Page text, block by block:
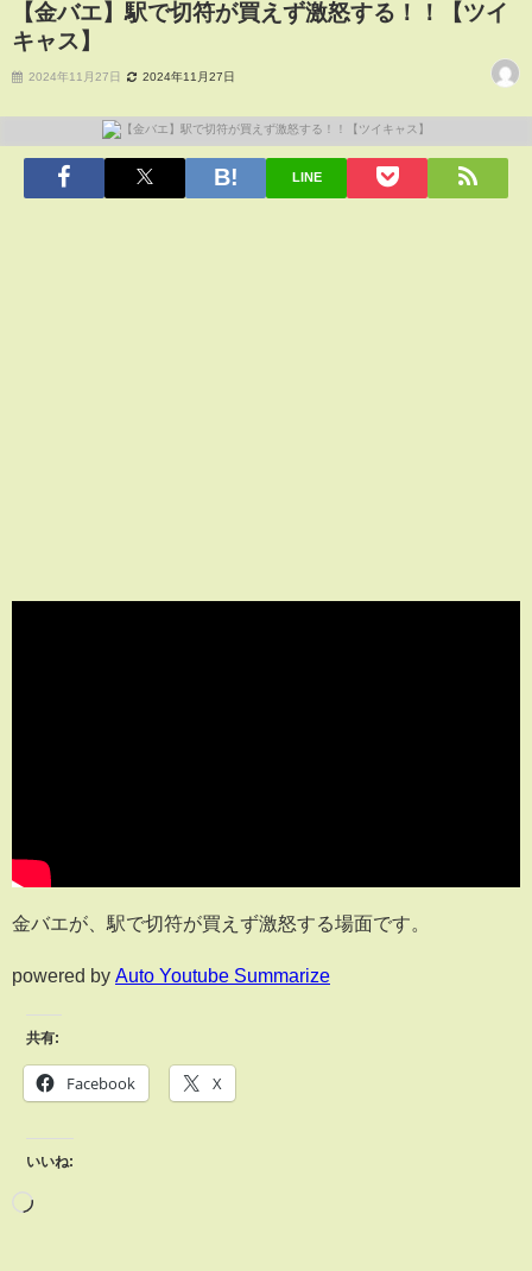
【金バエ】駅で切符が買えず激怒する！！【ツイ
キャス】
2024年11月27日 2024年11月27日
LINE
金バエが、駅で切符が買えず激怒する場面です。
powered by Auto Youtube Summarize
共有:
Facebook X
いいね: